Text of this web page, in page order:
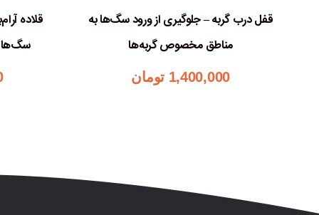
قفل درب گربه – جلوگیری از ورود سگ‌ها به
مناطق مخصوص گربه‌ها
1,400,000 تومان
قلاده
سگ‌ها